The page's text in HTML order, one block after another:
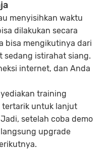
menyisihkan waktu
dilakukan secara
bisa mengikutinya dari
sedang istirahat siang.
internet, dan Anda
training
tertarik untuk lanjut
setelah coba demo
upgrade